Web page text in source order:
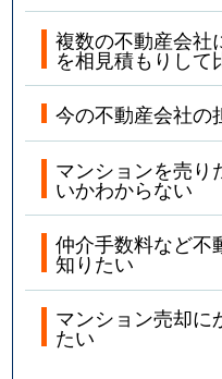
複数の不動産会社
を相見積もりして
今の不動産会社の
マンションを売り
いかわからない
仲介手数料など不
知りたい
マンション売却に
たい